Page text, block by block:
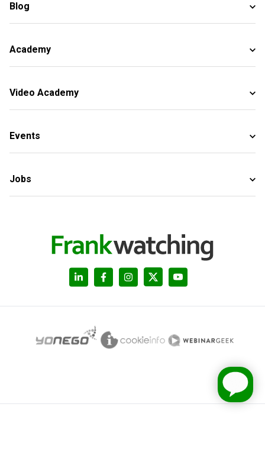
Blog
Academy
Video Academy
Events
Jobs